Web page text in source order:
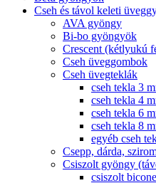
Cseh és távol keleti
AVA gyöngy
Bi-bo gyöngyök
Crescent (kétlyukú
Cseh üveggombok
Cseh üvegteklák
cseh tekla 3
cseh tekla 4
cseh tekla 6
cseh tekla 8
egyéb cseh
Csepp, dárda,
Csiszolt gyöngy
csiszolt bicone